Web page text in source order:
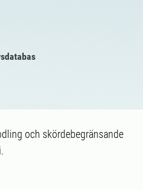
och skördebegränsande